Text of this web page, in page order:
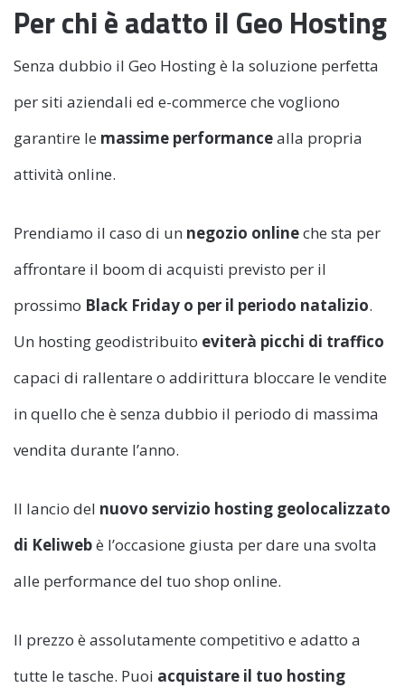
Per chi è adatto il Geo Hosting
Senza dubbio il Geo Hosting è la soluzione perfetta
persiti aziendali ed e-commerce che vogliono
garantire le massime performancealla propria
attività online.
Prendiamo il caso di un negozio onlineche sta per
affrontare il boom di acquisti previsto per il
prossimo Black Friday o per il periodo natalizio.
Un hosting geodistribuito eviterà picchi di traffico
capaci di rallentare o addirittura bloccare le vendite
in quello che è senza dubbio il periodo di massima
vendita durante l’anno.
Il lancio del nuovo servizio hosting geolocalizzato
di Keliwebè l’occasione giusta per dare una svolta
alle performance del tuo shop online.
Il prezzo è assolutamente competitivo e adatto a
tutte le tasche. Puoi acquistare il tuo hosting